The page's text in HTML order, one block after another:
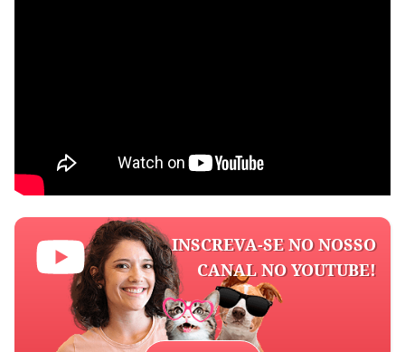
INSCREVA-SE NO NOSSO
CANAL NO YOUTUBE!